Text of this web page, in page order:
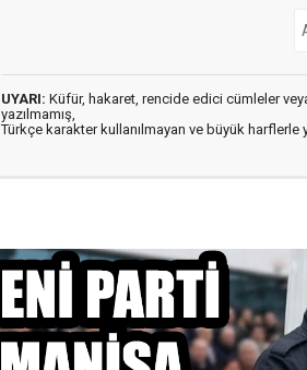
UYARI: Küfür, hakaret, rencide edici cümleler
yazılmamış,
Türkçe karakter kullanılmayan ve büyük harflerle